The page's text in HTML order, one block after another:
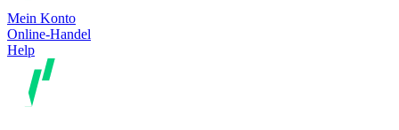
Mein Konto
Online-Handel
Help